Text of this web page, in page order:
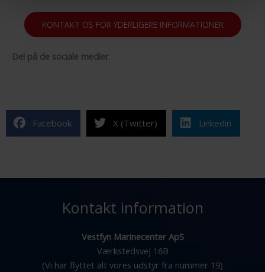
KONTAKT OS FOR YDERLIGERE INFORMATIONER
Del på de sociale medier
Facebook X (Twitter) Linkedin
Kontakt information
Vestfyn Marinecenter ApS
Værkstedsvej 16B
(Vi har flyttet alt vores udstyr fra nummer 19)